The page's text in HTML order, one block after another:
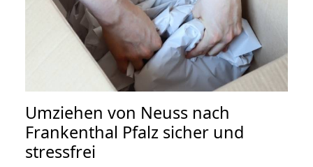
Umziehen von Neuss nach
Frankenthal Pfalz sicher und
stressfrei